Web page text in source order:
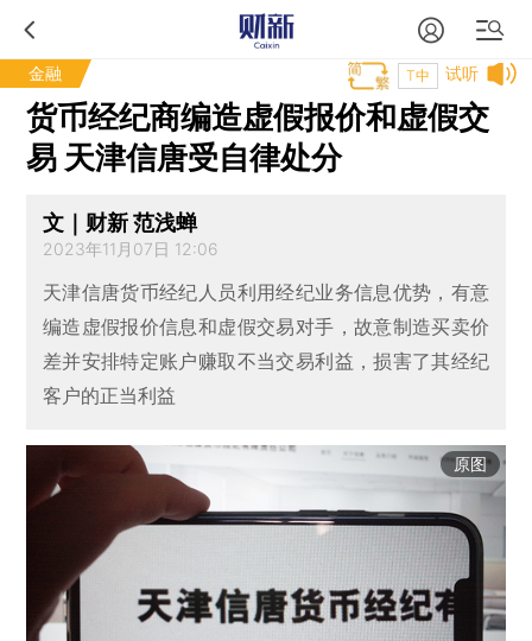
金融 试听
T中
货币经纪商编造虚假报价和虚假交
易 天津信唐受自律处分
文｜财新 范浅蝉
2023年11月07日 12:06
天津信唐货币经纪人员利用经纪业务信息优势，有意
编造虚假报价信息和虚假交易对手，故意制造买卖价
差并安排特定账户赚取不当交易利益，损害了其经纪
客户的正当利益
原图